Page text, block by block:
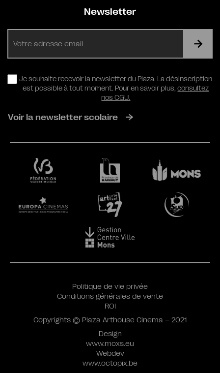
Newsletter
RGPD
Je souhaite recevoir la newsletter du Plaza. La désinscription
est possible à tout moment. Pour en savoir plus,consultez
nos CGU.
Voir la newsletter scolaire
Design
www.moxs.eu
Webdev
www.octopix.be
Politique de vie privée
Conditions générales de vente
ROI
Copyrights © Plaza Arthouse Cinema – 2021